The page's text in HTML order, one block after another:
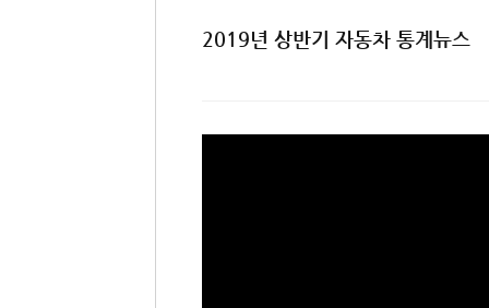
2019년 상반기 자동차 통계뉴스